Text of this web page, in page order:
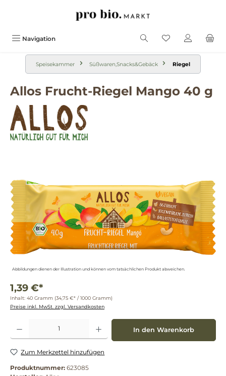
Navigation
Speisekammer Süßwaren,Snacks&Gebäck Riegel
Allos Frucht-Riegel Mango 40 g
Abbildungen dienen der Illustration und können vom tatsächlichen Produkt abweichen.
1,39 €*
Inhalt: 40 Gramm (34,75 €* / 1000 Gramm)
Preise inkl. MwSt. zzgl. Versandkosten
Produkt Anzahl: Gib den gewünschten Wert ein oder benutze die Schaltflächen um
In den Warenkorb
Zum Merkzettel hinzufügen
Produktnummer: 623085